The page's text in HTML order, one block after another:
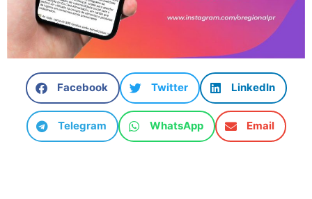
Facebook Twitter LinkedIn
Telegram WhatsApp Email